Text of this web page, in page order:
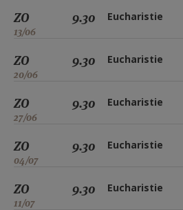
ZO
13/06
9.30 Eucharistie
ZO
20/06
9.30 Eucharistie
ZO
27/06
9.30 Eucharistie
ZO
04/07
9.30 Eucharistie
ZO
11/07
9.30 Eucharistie